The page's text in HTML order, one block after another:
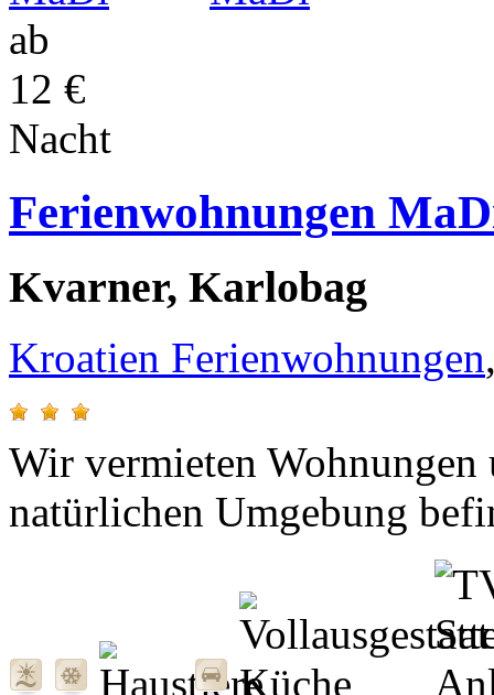
ab
12 €
Nacht
Ferienwohnungen
Kvarner, Karlobag
Kroatien Ferienwohnungen
Wir vermieten
natürlichen Umgebung